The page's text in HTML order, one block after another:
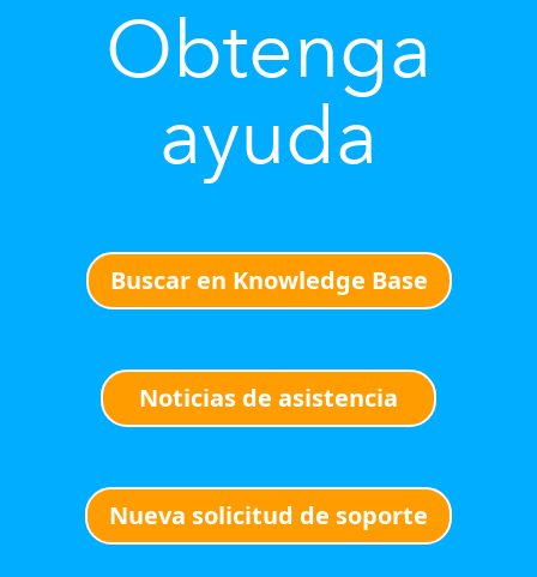
Obtenga
ayuda
Buscar en Knowledge Base
Noticias de asistencia
Nueva solicitud de soporte